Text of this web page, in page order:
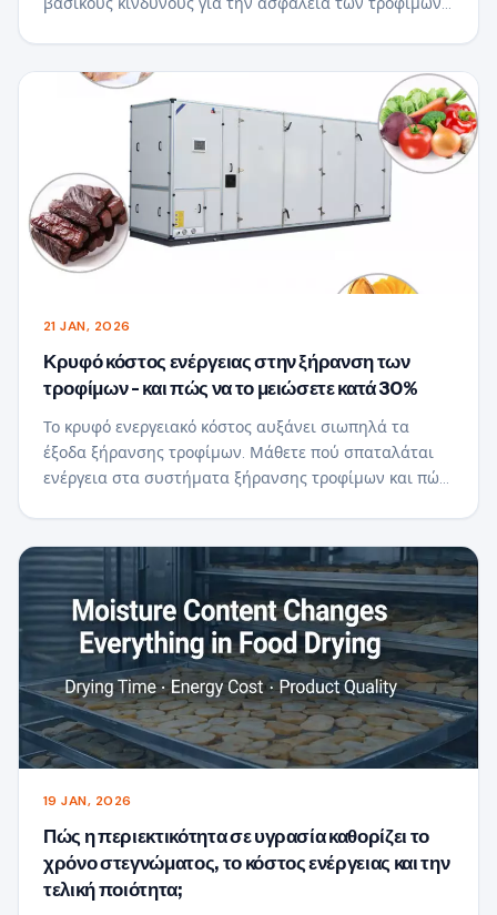
στεγνώματος υποστηρίζουν ασφαλή, υψηλή
ποιότητα-ποιοτική παραγωγή.
21 JAN, 2026
Κρυφό κόστος ενέργειας στην ξήρανση των
τροφίμων - και πώς να το μειώσετε κατά 30%
Το κρυφό ενεργειακό κόστος αυξάνει σιωπηλά τα
έξοδα ξήρανσης τροφίμων. Μάθετε πού σπαταλάται
ενέργεια στα συστήματα ξήρανσης τροφίμων και πώς
και σχεδιασμό συστήματος.
19 JAN, 2026
Πώς η περιεκτικότητα σε υγρασία καθορίζει το
χρόνο στεγνώματος, το κόστος ενέργειας και την
τελική ποιότητα;